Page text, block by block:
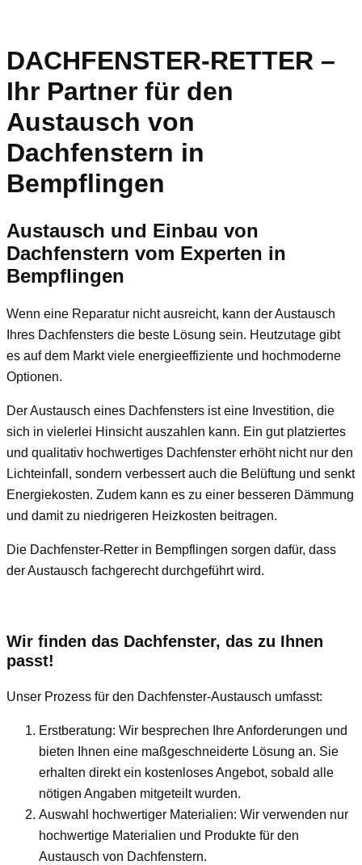
DACHFENSTER-RETTER –
Ihr Partner für den
Austausch von
Dachfenstern in
Bempflingen
Austausch und Einbau von
Dachfenstern vom Experten in
Bempflingen
Wenn eine Reparatur nicht ausreicht, kann der Austausch
Ihres Dachfensters die beste Lösung sein. Heutzutage gibt
es auf dem Markt viele energieeffiziente und hochmoderne
Optionen.
Der Austausch eines Dachfensters ist eine Investition, die
sich in vielerlei Hinsicht auszahlen kann. Ein gut platziertes
und qualitativ hochwertiges Dachfenster erhöht nicht nur den
Lichteinfall, sondern verbessert auch die Belüftung und senkt
Energiekosten. Zudem kann es zu einer besseren Dämmung
und damit zu niedrigeren Heizkosten beitragen.
Die Dachfenster-Retter in Bempflingen sorgen dafür, dass
der Austausch fachgerecht durchgeführt wird.
Wir finden das Dachfenster, das zu Ihnen
passt!
Unser Prozess für den Dachfenster-Austausch umfasst:
Erstberatung: Wir besprechen Ihre Anforderungen und
bieten Ihnen eine maßgeschneiderte Lösung an. Sie
erhalten direkt ein kostenloses Angebot, sobald alle
nötigen Angaben mitgeteilt wurden.
Auswahl hochwertiger Materialien: Wir verwenden nur
hochwertige Materialien und Produkte für den
Austausch von Dachfenstern.